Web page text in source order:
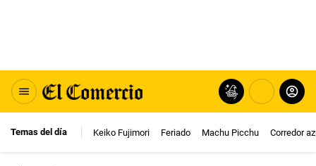
Temas del día Keiko Fujimori Feriado Machu Picchu Corredor